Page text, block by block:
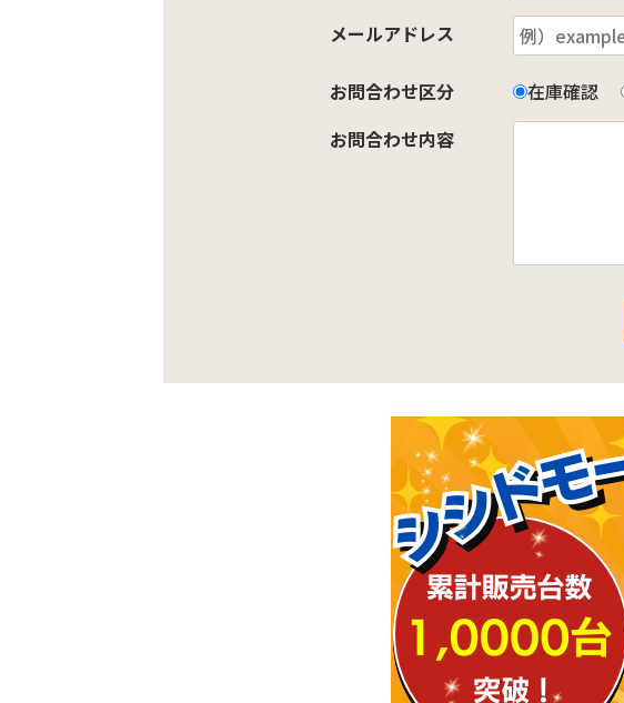
メールアドレス
お問合わせ区分 在庫確認
お問合わせ内容